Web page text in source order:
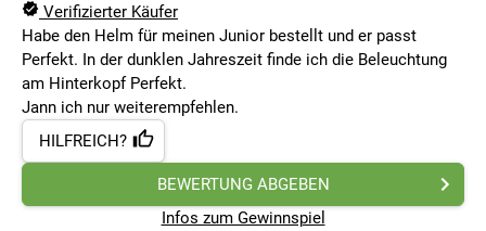
Verifizierter Käufer
Habe den Helm für meinen Junior bestellt und er passt
Perfekt. In der dunklen Jahreszeit finde ich die Beleuchtung
am Hinterkopf Perfekt.
Jann ich nur weiterempfehlen.
HILFREICH?
BEWERTUNG ABGEBEN
Infos zum Gewinnspiel